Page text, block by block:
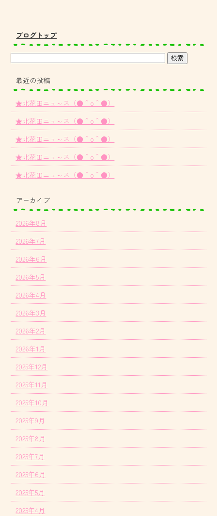
ブログトップ
最近の投稿
★北花田ニュ～ス（●＾o＾●）
★北花田ニュ～ス（●＾o＾●）
★北花田ニュ～ス（●＾o＾●）
★北花田ニュ～ス（●＾o＾●）
★北花田ニュ～ス（●＾o＾●）
アーカイブ
2026年8月
2026年7月
2026年6月
2026年5月
2026年4月
2026年3月
2026年2月
2026年1月
2025年12月
2025年11月
2025年10月
2025年9月
2025年8月
2025年7月
2025年6月
2025年5月
2025年4月